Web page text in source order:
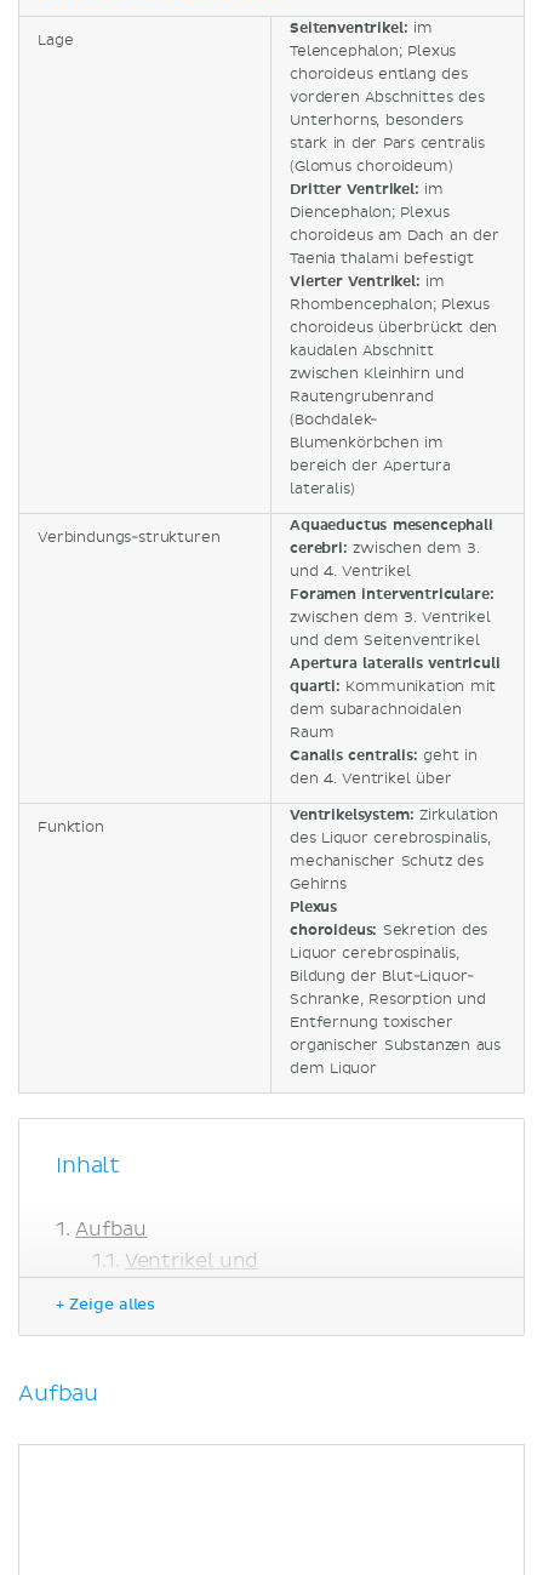
Lage
Seitenventrikel: im
Telencephalon; Plexus
choroideus entlang des
vorderen Abschnittes des
Unterhorns, besonders
stark in der Pars centralis
(Glomus choroideum)
Dritter Ventrikel: im
Diencephalon; Plexus
choroideus am Dach an der
Taenia thalami befestigt
Vierter Ventrikel: im
Rhombencephalon; Plexus
choroideus überbrückt den
kaudalen Abschnitt
zwischen Kleinhirn und
Rautengrubenrand
(Bochdalek-
Blumenkörbchen im
bereich der Apertura
lateralis)
Verbindungs-strukturen
Aquaeductus mesencephali
cerebri: zwischen dem 3.
und 4. Ventrikel
Foramen interventriculare:
zwischen dem 3. Ventrikel
und dem Seitenventrikel
Apertura lateralis ventriculi
quarti: Kommunikation mit
dem subarachnoidalen
Raum
Canalis centralis: geht in
den 4. Ventrikel über
Funktion
Ventrikelsystem: Zirkulation
des Liquor cerebrospinalis,
mechanischer Schutz des
Gehirns
Plexus
choroideus: Sekretion des
Liquor cerebrospinalis,
Bildung der Blut-Liquor-
Schranke, Resorption und
Entfernung toxischer
organischer Substanzen aus
dem Liquor
Inhalt
Aufbau
Ventrikel und
Entwicklung
+ Zeige alles
Aufbau